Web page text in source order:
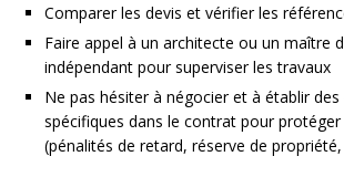
Comparer les devis et vérifier les
Faire appel à un architecte ou un maître
indépendant pour superviser les travaux
Ne pas hésiter à négocier et à établir des
spécifiques dans le contrat pour
(pénalités de retard, réserve de